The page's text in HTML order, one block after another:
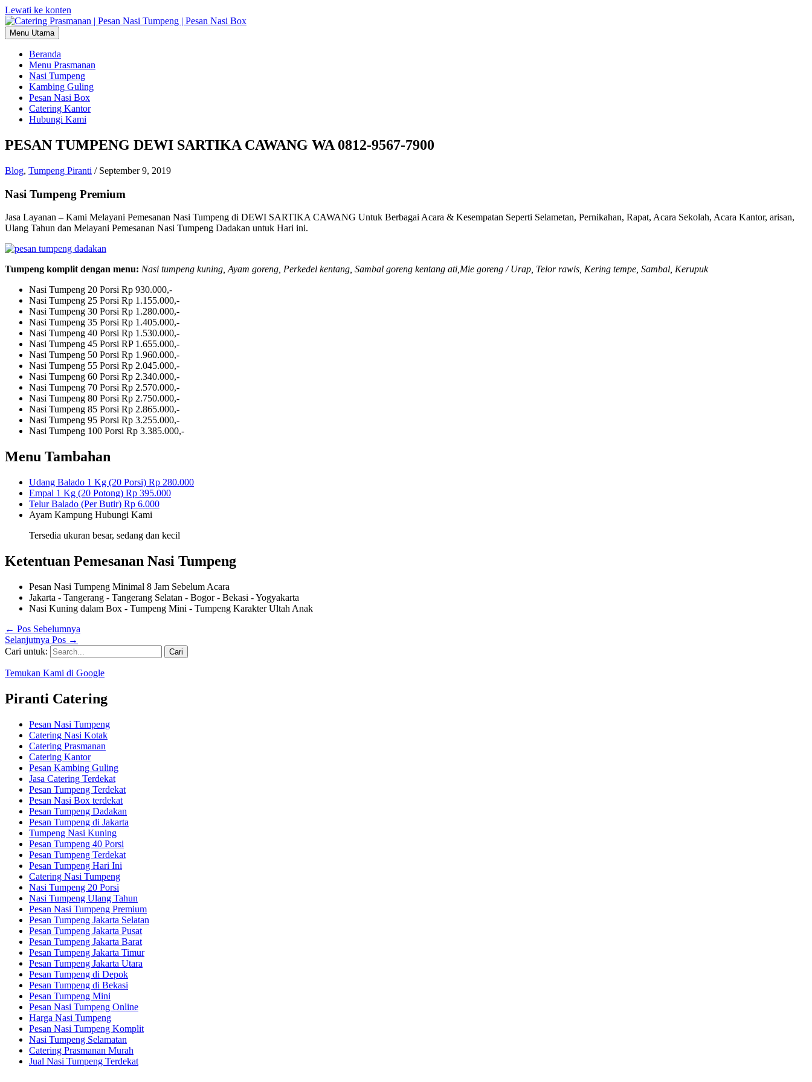
Lewati ke konten
Menu Utama
Beranda
Menu Prasmanan
Nasi Tumpeng
Kambing Guling
Pesan Nasi Box
Catering Kantor
Hubungi Kami
PESAN TUMPENG DEWI SARTIKA CAWANG WA 0812-9567-7900
Blog, Tumpeng Piranti / September 9, 2019
Nasi Tumpeng Premium
Jasa Layanan – Kami Melayani Pemesanan Nasi Tumpeng di DEWI SARTIKA CAWANG Untuk Berbagai Acara & Kesempatan Seperti Selametan, Pernikahan, Rapat, Acara Sekolah, Acara Kantor, arisan,
Ulang Tahun dan Melayani Pemesanan Nasi Tumpeng Dadakan untuk Hari ini.
Tumpeng komplit dengan menu: Nasi tumpeng kuning, Ayam goreng, Perkedel kentang, Sambal goreng kentang ati,Mie goreng / Urap, Telor rawis, Kering tempe, Sambal, Kerupuk
Nasi Tumpeng 20 Porsi Rp 930.000,-
Nasi Tumpeng 25 Porsi Rp 1.155.000,-
Nasi Tumpeng 30 Porsi Rp 1.280.000,-
Nasi Tumpeng 35 Porsi Rp 1.405.000,-
Nasi Tumpeng 40 Porsi Rp 1.530.000,-
Nasi Tumpeng 45 Porsi RP 1.655.000,-
Nasi Tumpeng 50 Porsi Rp 1.960.000,-
Nasi Tumpeng 55 Porsi Rp 2.045.000,-
Nasi Tumpeng 60 Porsi Rp 2.340.000,-
Nasi Tumpeng 70 Porsi Rp 2.570.000,-
Nasi Tumpeng 80 Porsi Rp 2.750.000,-
Nasi Tumpeng 85 Porsi Rp 2.865.000,-
Nasi Tumpeng 95 Porsi Rp 3.255.000,-
Nasi Tumpeng 100 Porsi Rp 3.385.000,-
Menu Tambahan
Udang Balado 1 Kg (20 Porsi) Rp 280.000
Empal 1 Kg (20 Potong) Rp 395.000
Telur Balado (Per Butir) Rp 6.000
Ayam Kampung Hubungi Kami
Tersedia ukuran besar, sedang dan kecil
Ketentuan Pemesanan Nasi Tumpeng
Pesan Nasi Tumpeng Minimal 8 Jam Sebelum Acara
Jakarta - Tangerang - Tangerang Selatan - Bogor - Bekasi - Yogyakarta
Nasi Kuning dalam Box - Tumpeng Mini - Tumpeng Karakter Ultah Anak
← Pos Sebelumnya
Selanjutnya Pos →
Cari untuk:
Temukan Kami di Google
Piranti Catering
Pesan Nasi Tumpeng
Catering Nasi Kotak
Catering Prasmanan
Catering Kantor
Pesan Kambing Guling
Jasa Catering Terdekat
Pesan Tumpeng Terdekat
Pesan Nasi Box terdekat
Pesan Tumpeng Dadakan
Pesan Tumpeng di Jakarta
Tumpeng Nasi Kuning
Pesan Tumpeng 40 Porsi
Pesan Tumpeng Terdekat
Pesan Tumpeng Hari Ini
Catering Nasi Tumpeng
Nasi Tumpeng 20 Porsi
Nasi Tumpeng Ulang Tahun
Pesan Nasi Tumpeng Premium
Pesan Tumpeng Jakarta Selatan
Pesan Tumpeng Jakarta Pusat
Pesan Tumpeng Jakarta Barat
Pesan Tumpeng Jakarta Timur
Pesan Tumpeng Jakarta Utara
Pesan Tumpeng di Depok
Pesan Tumpeng di Bekasi
Pesan Tumpeng Mini
Pesan Nasi Tumpeng Online
Harga Nasi Tumpeng
Pesan Nasi Tumpeng Komplit
Nasi Tumpeng Selamatan
Catering Prasmanan Murah
Jual Nasi Tumpeng Terdekat